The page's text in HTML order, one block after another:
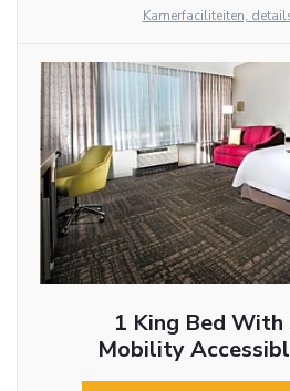
Kamerfaciliteiten,
1 King Bed With
Mobility